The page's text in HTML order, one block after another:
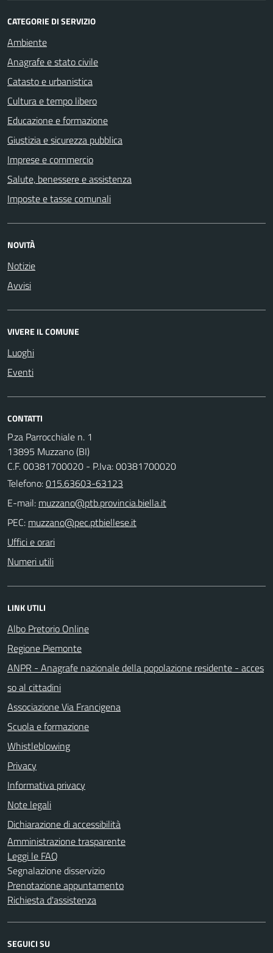
CATEGORIE DI SERVIZIO
Ambiente
Anagrafe e stato civile
Catasto e urbanistica
Cultura e tempo libero
Educazione e formazione
Giustizia e sicurezza pubblica
Imprese e commercio
Salute, benessere e assistenza
Imposte e tasse comunali
NOVITÀ
Notizie
Avvisi
VIVERE IL COMUNE
Luoghi
Eventi
CONTATTI
P.za Parrocchiale n. 1
13895 Muzzano (BI)
C.F. 00381700020 - P.Iva: 00381700020
Telefono:015.63603-63123
E-mail:
PEC:
Uffici e orari
Numeri utili
LINK UTILI
Albo Pretorio Online
Regione Piemonte
ANPR - Anagrafe nazionale della popolazione residente - acces
so al cittadini
Associazione Via Francigena
Scuola e formazione
Whistleblowing
Privacy
Informativa privacy
Note legali
Dichiarazione di accessibilità
Amministrazione trasparente
Leggi le FAQ
Segnalazione disservizio
Prenotazione appuntamento
Richiesta d'assistenza
SEGUICI SU